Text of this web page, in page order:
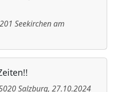
Seekirchen am
Salzburg, 27.10.2024